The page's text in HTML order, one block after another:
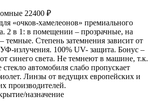
22400 ₽
«очков-хамелеонов» премиального
2 в 1: в помещении – прозрачные, на
темные. Степень затемнения зависит от
излучения. 100% UV- защита. Бонус –
синего света. Не темнеют в машине, т.к.
стекло автомобиля слабо пропускает
Линзы от ведущих европейских и
производителей.
назначение